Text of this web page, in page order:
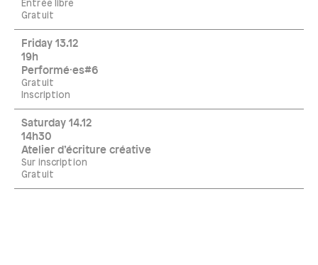
Entrée libre
Gratuit
Friday 13.12
19h
Performé·es#6
Gratuit
Inscription
Saturday 14.12
14h30
Atelier d’écriture créative
Sur inscription
Gratuit